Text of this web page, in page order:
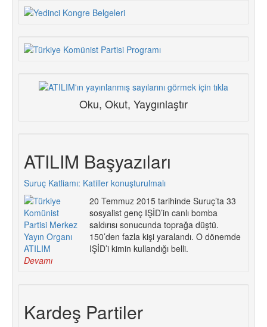
Oku, Okut, Yaygınlaştır
ATILIM Başyazıları
Suruç Katliamı: Katiller konuşturulmalı
20 Temmuz 2015 tarihinde Suruç’ta 33
sosyalist genç IŞİD’in canlı bomba
saldırısı sonucunda toprağa düştü.
150’den fazla kişi yaralandı. O dönemde
IŞİD’i kimin kullandığı belli.
Devamı
Kardeş Partiler